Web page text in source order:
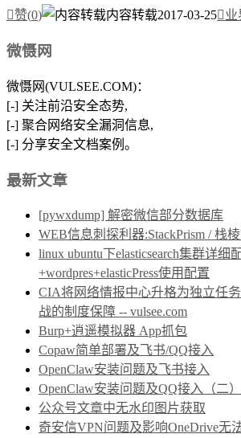
赞(0) 内容转载2017-03-25业
微慑网
微慑网(VULSEE.COM)：
[-] 关注前沿安全态势,
[-] 聚合网络安全漏洞信息,
[-] 分享安全文档案例。
最新文章
[pywxdump] 解密微信部分数据库
WEB信息刺探利器:StackPrism / 栈
linux ubuntu下elasticsearch集群详细
+wordpres+elasticPress使用配置
CIA将网络情报中心升格为独立任
战的制度保障 -- vulsee.com
Burp+逍遥模拟器 App抓包
Copaw简单部署及飞书/QQ接入
OpenClaw安装问题及飞书接入
OpenClaw安装问题及QQ接入（二）
公众号文章中无水印图片获取
奇安信VPN问题及影响OneDrive无